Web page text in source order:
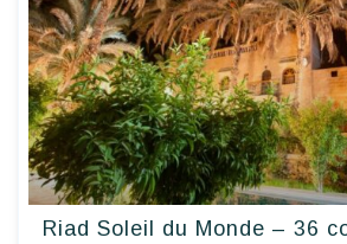
Riad Soleil du Monde – 36